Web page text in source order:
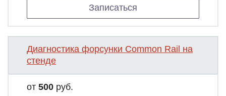
Записаться
Диагностика форсунки Common Rail на
стенде
от 500 руб.